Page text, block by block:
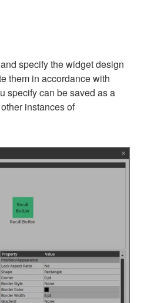
specify the widget design
them in accordance with
specify can be saved as a
instances of